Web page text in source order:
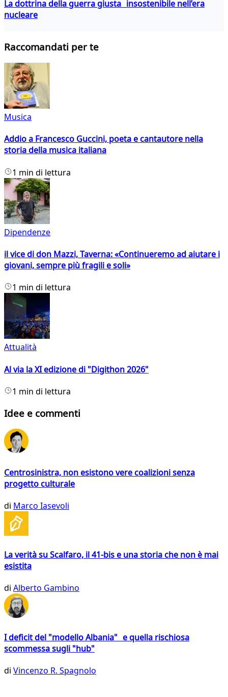
La dottrina della guerra giusta insostenibile nell’era
nucleare
Raccomandati per te
Musica
Addio a Francesco Guccini, poeta e cantautore nella
storia della musica italiana
1 min di lettura
Dipendenze
il vice di don Mazzi, Taverna: «Continueremo ad aiutare i
giovani, sempre più fragili e soli»
1 min di lettura
Attualità
Al via la XI edizione di "Digithon 2026"
1 min di lettura
Idee e commenti
Centrosinistra, non esistono vere coalizioni senza
progetto culturale
di Marco Iasevoli
La verità su Scalfaro, il 41-bis e una storia che non è mai
esistita
di Alberto Gambino
I deficit del "modello Albania" e quella rischiosa
scommessa sugli "hub"
di Vincenzo R. Spagnolo